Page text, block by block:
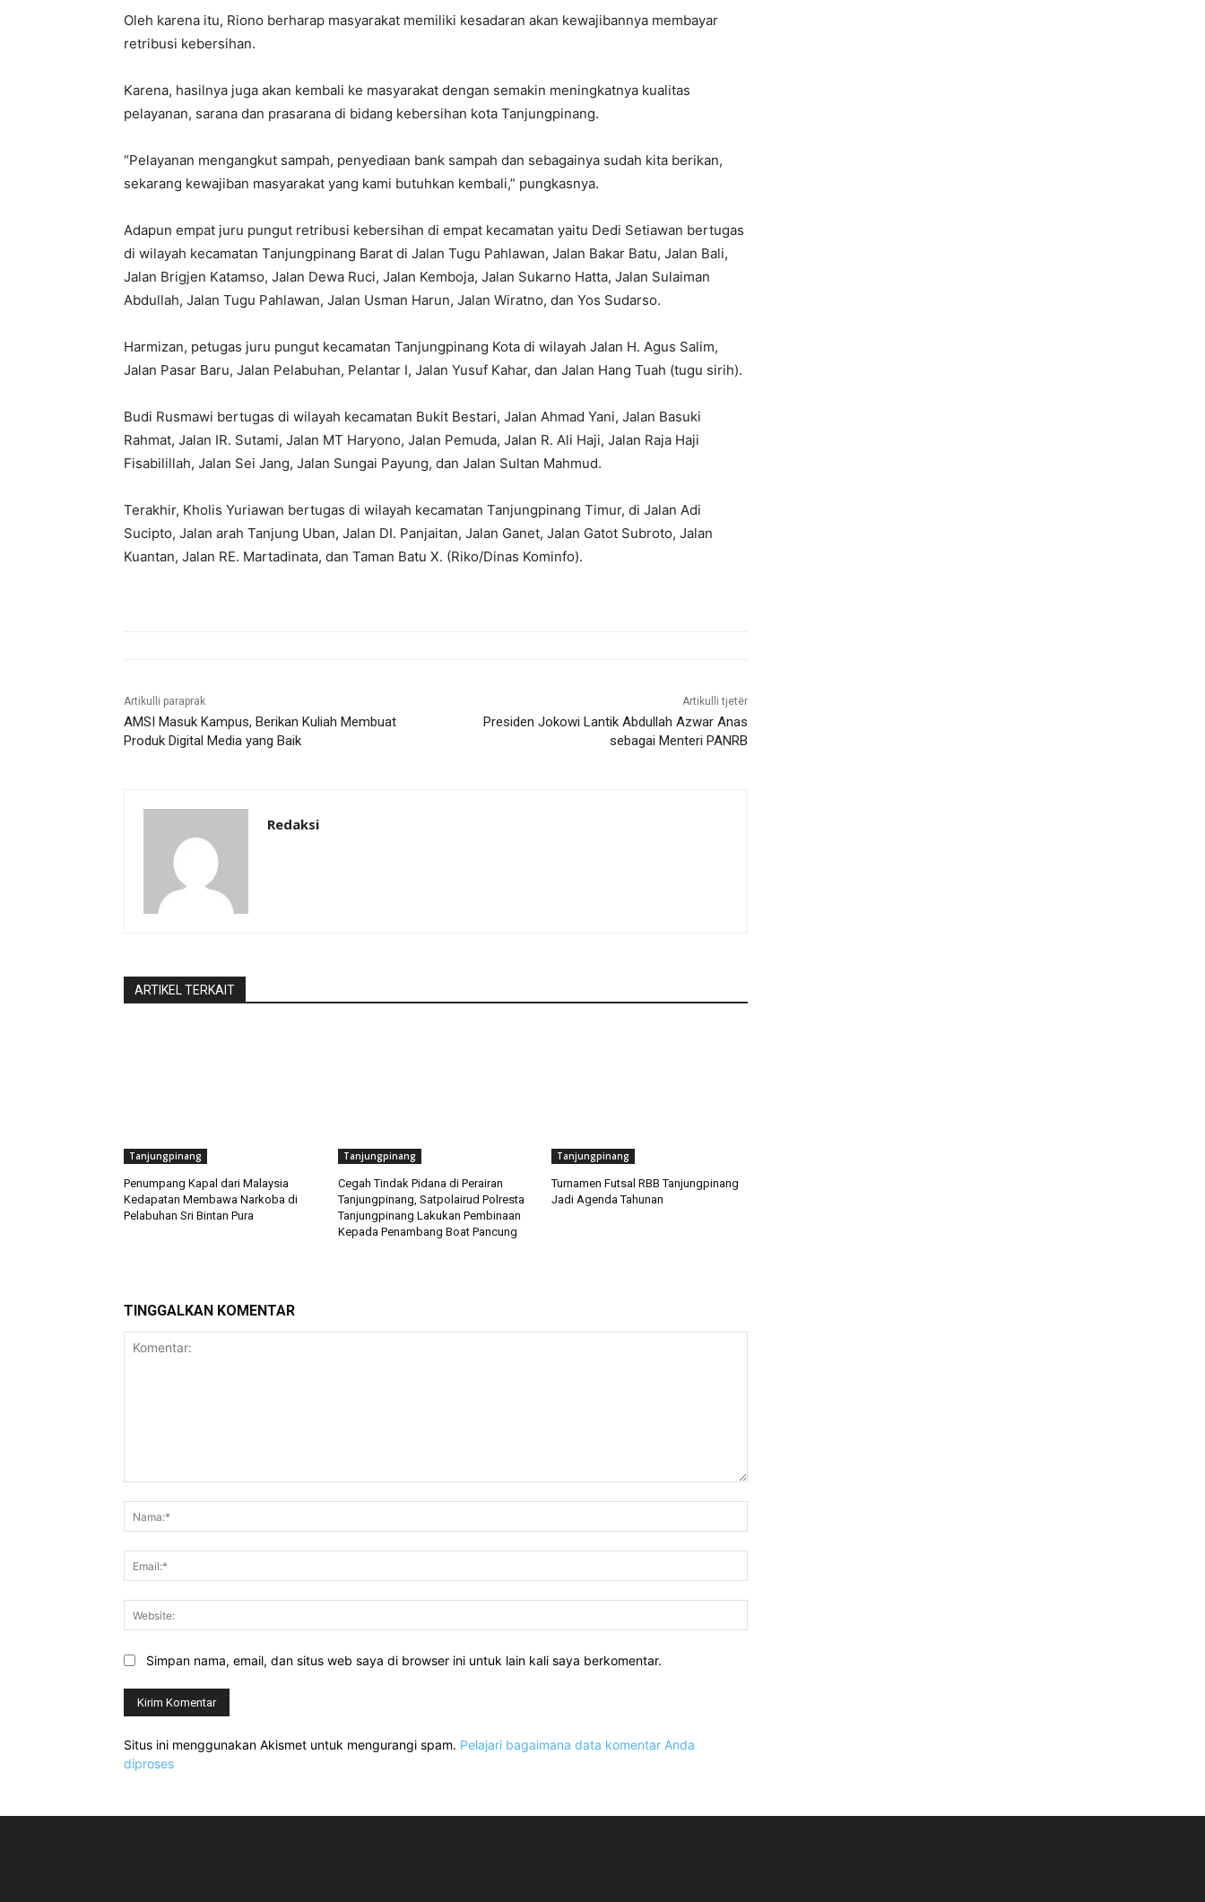
Oleh karena itu, Riono berharap masyarakat memiliki kesadaran akan kewajibannya membayar
retribusi kebersihan.
Karena, hasilnya juga akan kembali ke masyarakat dengan semakin meningkatnya kualitas
pelayanan, sarana dan prasarana di bidang kebersihan kota Tanjungpinang.
“Pelayanan mengangkut sampah, penyediaan bank sampah dan sebagainya sudah kita berikan,
sekarang kewajiban masyarakat yang kami butuhkan kembali,” pungkasnya.
Adapun empat juru pungut retribusi kebersihan di empat kecamatan yaitu Dedi Setiawan bertugas
di wilayah kecamatan Tanjungpinang Barat di Jalan Tugu Pahlawan, Jalan Bakar Batu, Jalan Bali,
Jalan Brigjen Katamso, Jalan Dewa Ruci, Jalan Kemboja, Jalan Sukarno Hatta, Jalan Sulaiman
Abdullah, Jalan Tugu Pahlawan, Jalan Usman Harun, Jalan Wiratno, dan Yos Sudarso.
Harmizan, petugas juru pungut kecamatan Tanjungpinang Kota di wilayah Jalan H. Agus Salim,
Jalan Pasar Baru, Jalan Pelabuhan, Pelantar I, Jalan Yusuf Kahar, dan Jalan Hang Tuah (tugu sirih).
Budi Rusmawi bertugas di wilayah kecamatan Bukit Bestari, Jalan Ahmad Yani, Jalan Basuki
Rahmat, Jalan IR. Sutami, Jalan MT Haryono, Jalan Pemuda, Jalan R. Ali Haji, Jalan Raja Haji
Fisabilillah, Jalan Sei Jang, Jalan Sungai Payung, dan Jalan Sultan Mahmud.
Terakhir, Kholis Yuriawan bertugas di wilayah kecamatan Tanjungpinang Timur, di Jalan Adi
Sucipto, Jalan arah Tanjung Uban, Jalan DI. Panjaitan, Jalan Ganet, Jalan Gatot Subroto, Jalan
Kuantan, Jalan RE. Martadinata, dan Taman Batu X. (Riko/Dinas Kominfo).
Artikulli paraprak
AMSI Masuk Kampus, Berikan Kuliah Membuat
Produk Digital Media yang Baik
Artikulli tjetër
Presiden Jokowi Lantik Abdullah Azwar Anas
sebagai Menteri PANRB
Redaksi
ARTIKEL TERKAIT
Tanjungpinang
Penumpang Kapal dari Malaysia
Kedapatan Membawa Narkoba di
Pelabuhan Sri Bintan Pura
Tanjungpinang
Cegah Tindak Pidana di Perairan
Tanjungpinang, Satpolairud Polresta
Tanjungpinang Lakukan Pembinaan
Kepada Penambang Boat Pancung
Tanjungpinang
Turnamen Futsal RBB Tanjungpinang
Jadi Agenda Tahunan
TINGGALKAN KOMENTAR
Simpan nama, email, dan situs web saya di browser ini untuk lain kali saya berkomentar.
Situs ini menggunakan Akismet untuk mengurangi spam. Pelajari bagaimana data komentar Anda
diproses